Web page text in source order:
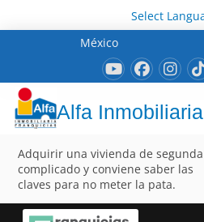
Select
México
Alfa Inmobiliaria
Adquirir una vivienda de
complicado y conviene saber las
claves para no meter la pata.